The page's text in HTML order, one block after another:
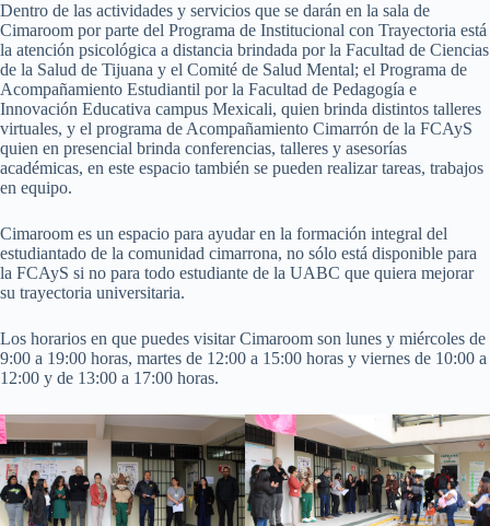
Dentro de las actividades y servicios que se darán en la sala de
Cimaroom por parte del Programa de Institucional con Trayectoria está
la atención psicológica a distancia brindada por la Facultad de Ciencias
de la Salud de Tijuana y el Comité de Salud Mental; el Programa de
Acompañamiento Estudiantil por la Facultad de Pedagogía e
Innovación Educativa campus Mexicali, quien brinda distintos talleres
virtuales, y el programa de Acompañamiento Cimarrón de la FCAyS
quien en presencial brinda conferencias, talleres y asesorías
académicas, en este espacio también se pueden realizar tareas, trabajos
en equipo.
Cimaroom es un espacio para ayudar en la formación integral del
estudiantado de la comunidad cimarrona, no sólo está disponible para
la FCAyS si no para todo estudiante de la UABC que quiera mejorar
su trayectoria universitaria.
Los horarios en que puedes visitar Cimaroom son lunes y miércoles de
9:00 a 19:00 horas, martes de 12:00 a 15:00 horas y viernes de 10:00 a
12:00 y de 13:00 a 17:00 horas.